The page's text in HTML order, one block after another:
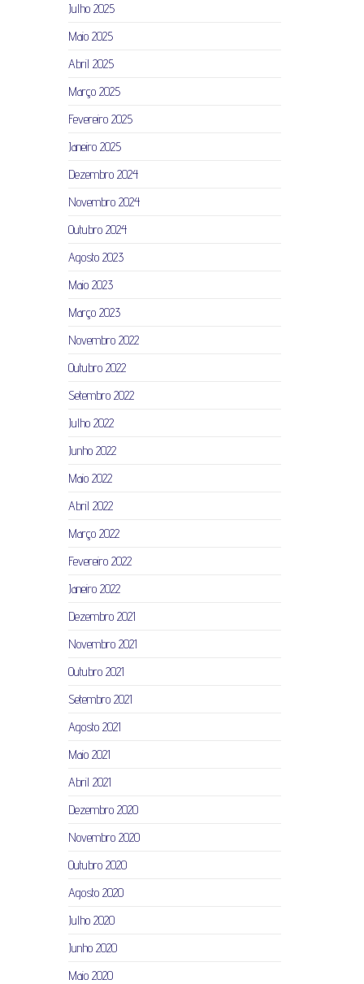
Julho 2025
Maio 2025
Abril 2025
Março 2025
Fevereiro 2025
Janeiro 2025
Dezembro 2024
Novembro 2024
Outubro 2024
Agosto 2023
Maio 2023
Março 2023
Novembro 2022
Outubro 2022
Setembro 2022
Julho 2022
Junho 2022
Maio 2022
Abril 2022
Março 2022
Fevereiro 2022
Janeiro 2022
Dezembro 2021
Novembro 2021
Outubro 2021
Setembro 2021
Agosto 2021
Maio 2021
Abril 2021
Dezembro 2020
Novembro 2020
Outubro 2020
Agosto 2020
Julho 2020
Junho 2020
Maio 2020